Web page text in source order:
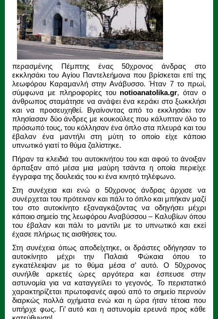
περασμένης Πέμπτης ένας 50χρονος άνδρας στο
εκκλησάκι του Αγίου Παντελεήμονα που βρίσκεται επί της
λεωφόρου Καραμανλή στην Ανάβυσσο. Ήταν 7 το πρωί,
σύμφωνα με πληροφορίες του notioanatolika.gr, όταν ο
άνθρωπος σταμάτησε να ανάψει ένα κεράκι στο ξωκκλήσι
και να προσευχηθεί. Βγαίνοντας από το εκκλησάκι τον
πλησίασαν δύο άνδρες με κουκούλες που κάλυπταν όλο το
πρόσωπό τους, του κόλλησαν ένα όπλο στα πλευρά και του
έβαλαν ένα μαντήλι στη μύτη το οποίο είχε κάποιο
υπνωτικό γιατί το θύμα ζαλίστηκε.
Πήραν τα κλειδιά του αυτοκινήτου του και αφού το άνοιξαν
άρπαξαν από μέσα μια μαύρη τσάντα η οποία περιείχε
έγγραφα της δουλειάς του κι ένα κινητό τηλέφωνο.
Στη συνέχεια και ενώ ο 50χρονος άνδρας άρχισε να
συνέρχεται του πρότειναν και πάλι το όπλο και μπήκαν μαζί
του στο αυτοκίνητο εξαναγκάζοντας να οδηγήσει μέχρι
κάποιο σημείο της λεωφόρου Αναβύσσου – Καλυβίων όπου
του έβαλαν και πάλι το μαντίλι με το υπνωτικό και εκεί
έχασε πλήρως τις αισθήσεις του.
Στη συνέχεια όπως αποδείχτηκε, οι δράστες οδήγησαν το
αυτοκίνητο μέχρι την Παλαιά Φώκαια όπου το
εγκατέλειψαν με το θύμα μέσα σ’ αυτό. Ο 50χρονος
συνήλθε αρκετές ώρες αργότερα και έσπευσε στην
αστυνομία για να καταγγείλει το γεγονός. Το περιστατικό
χαρακτηρίζεται πρωτοφανές αφού από το σημείο περνούν
διαρκώς πολλά οχήματα ενώ και η ώρα ήταν τέτοια που
υπήρχε φως. Γι’ αυτό και η αστυνομία ερευνά προς κάθε